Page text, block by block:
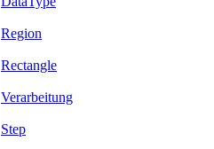
Region
Rectangle
Verarbeitung
Step